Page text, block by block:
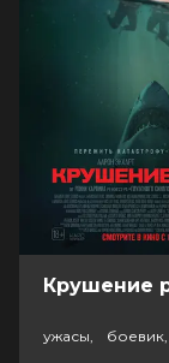
ужасы,